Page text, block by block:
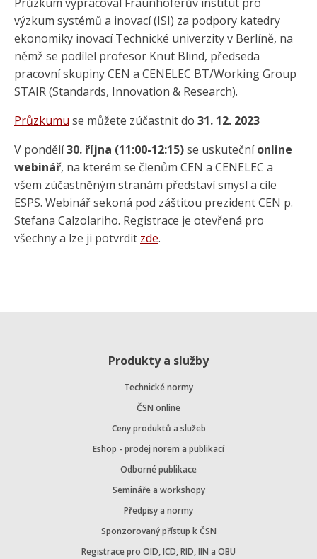
výzkum systémů a inovací (ISI) za podpory katedry
ekonomiky inovací Technické univerzity v Berlíně, na
němž se podílel profesor Knut Blind, předseda
pracovní skupiny CEN a CENELEC BT/Working Group
STAIR (Standards, Innovation & Research).
Průzkumu se můžete zúčastnit do 31. 12. 2023
V pondělí30. října (11:00-12:15)se uskutečníonline
webinář, na kterém se členům CEN a CENELEC a
všem zúčastněným stranám představí smysl a cíle
ESPS. Webinář sekoná pod záštitou prezident CEN p.
Stefana Calzolariho. Registrace je otevřená pro
všechny a lze ji potvrdit zde.
Produkty a služby
Technické normy
ČSN online
Ceny produktů a služeb
Eshop - prodej norem a publikací
Odborné publikace
Semináře a workshopy
Předpisy a normy
Sponzorovaný přístup k ČSN
Registrace pro OID, ICD, RID, IIN a OBU